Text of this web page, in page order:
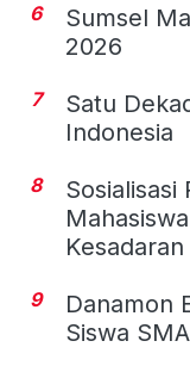
6
Sumsel
2026
7
Satu
Indonesia
8
Sosialisasi
9
Danamon
Siswa